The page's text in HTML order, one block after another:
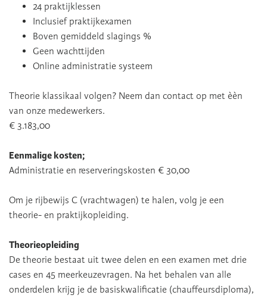
24 praktijklessen
Inclusief praktijkexamen
Boven gemiddeld slagings %
Geen wachttijden
Online administratie systeem
Theorie klassikaal volgen? Neem dan contact op met èèn
van onze medewerkers.
€ 3.183,00
Eenmalige kosten;
Administratie en reserveringskosten € 30,00
Om je rijbewijs C (vrachtwagen) te halen, volg je een
theorie- en praktijkopleiding.
Theorieopleiding
De theorie bestaat uit twee delen en een examen met drie
cases en 45 meerkeuzevragen. Na het behalen van alle
onderdelen krijg je de basiskwalificatie (chauffeursdiploma),